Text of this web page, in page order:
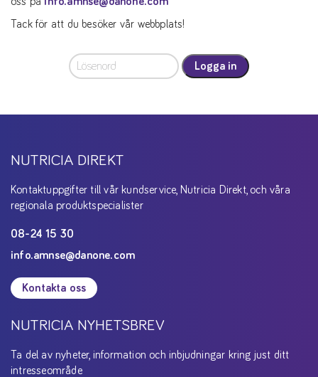
Tack för att du besöker vår webbplats!
Logga in
NUTRICIA DIREKT
Kontaktuppgifter till vår kundservice, Nutricia Direkt, och våra
regionala produktspecialister
08-24 15 30
info.amnse@danone.com
Kontakta oss
NUTRICIA NYHETSBREV
Ta del av nyheter, information och inbjudningar kring just ditt
intresseområde